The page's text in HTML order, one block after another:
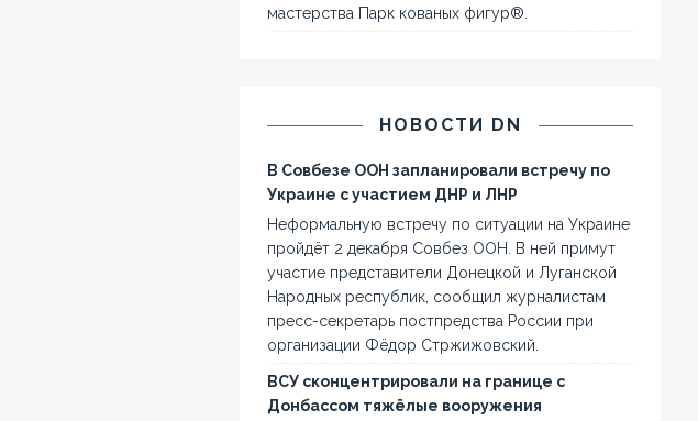
мастерства Парк кованых фигур®.
НОВОСТИ DN
В Совбезе ООН запланировали встречу по
Украине с участием ДНР и ЛНР
Неформальную встречу по ситуации на Украине
пройдёт 2 декабря Совбез ООН. В ней примут
участие представители Донецкой и Луганской
Народных республик, сообщил журналистам
пресс-секретарь постпредства России при
организации Фёдор Стржижовский.
ВСУ сконцентрировали на границе с
Донбассом тяжёлые вооружения